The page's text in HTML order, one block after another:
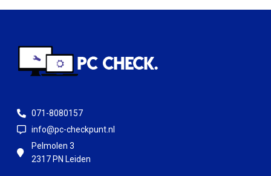
071-8080157
info@pc-checkpunt.nl
Pelmolen 3
2317 PN Leiden